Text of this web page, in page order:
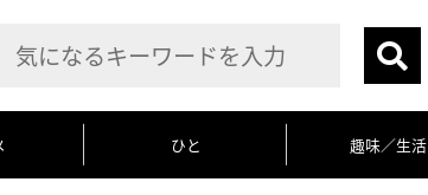
ひと 趣味／生活